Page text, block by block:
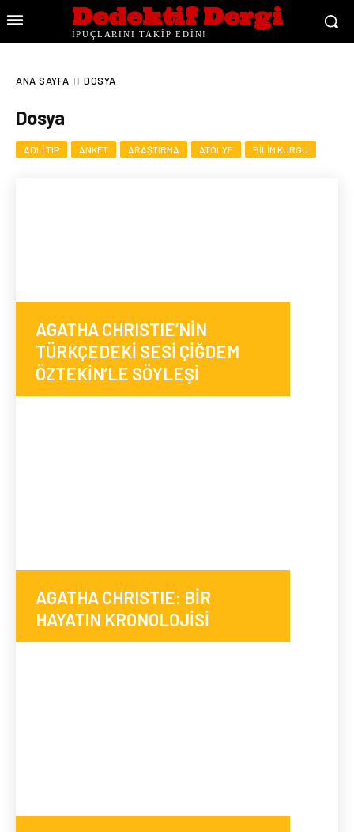
Dedektif Dergi
İPUÇLARINI TAKİP EDİN!
ANA SAYFA DOSYA
Dosya
ADLI TIP ANKET ARAŞTIRMA ATÖLYE BILIM KURGU
AGATHA CHRISTIE’NİN
TÜRKÇEDEKİ SESİ ÇİĞDEM
ÖZTEKİN’LE SÖYLEŞİ
AGATHA CHRISTIE: BİR
HAYATIN KRONOLOJİSİ